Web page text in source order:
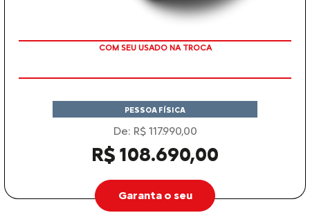
TAXA ZERO EM 12X
PESSOA FÍSICA
De: R$ 117.990,00
R$ 108.690,00
Garanta o seu